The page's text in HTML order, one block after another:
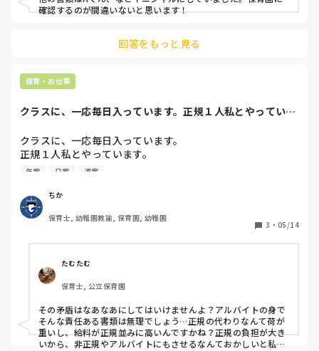
確認するのが間違いないと思います！
回答をもっと見る
保育・お仕事
クラスに、一応毎日入っています。正規１人私とやっていま
クラスに、一応毎日入っています。
正規１人私とやっています。
書類がいやでアルバイトでやっているのに
子ども10人プラス月１のクラスだよりなんですが
毎日書類でおおわれてるというてます、  今までは書いてき
てないし、正規がやってきてたし去年もやってないのに…と
４才５歳クラス正社員１人でやってるのにおかしいなて感じ
てます、なんかメモ書きでいいから書いてくださいっていう
ならわかるけど、という…
今更着替えもわかってほしいからやってほしいとかいうし
結構矛盾しすぎがおおい。
年案 日案 週案
ちか
保育士, 幼稚園教諭, 保育園, 幼稚園
3 ・ 05/14
たむたむ
保育士, 公立保育園
その矛盾はなあなあにしてはいけませんよ？アルバイトの身で
そんな責任ある書類は無理でしょう…正規の代わりなんて荷が
重いし、給料が正規並みに高いんですかね？正規の負担が大き
いから、非正規やアルバイトにもさせるなんておかしいと私も